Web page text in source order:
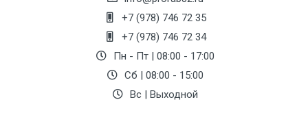
+7 (978) 746 72 35
+7 (978) 746 72 34
Пн - Пт | 08:00 - 17:00
Сб | 08:00 - 15:00
Вс | Выходной